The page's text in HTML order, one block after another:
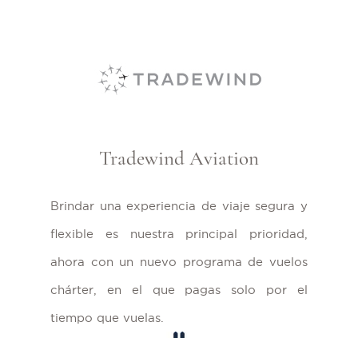
Tradewind Aviation
Brindar una experiencia de viaje segura y
flexible es nuestra principal prioridad,
ahora con un nuevo programa de vuelos
chárter, en el que pagas solo por el
tiempo que vuelas.